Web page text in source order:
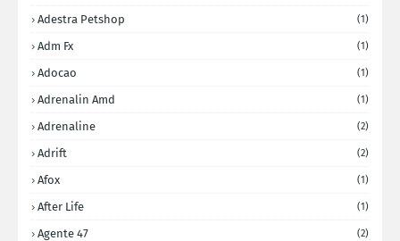
Adestra Petshop (1)
Adm Fx (1)
Adocao (1)
Adrenalin Amd (1)
Adrenaline (2)
Adrift (2)
Afox (1)
After Life (1)
Agente 47 (2)